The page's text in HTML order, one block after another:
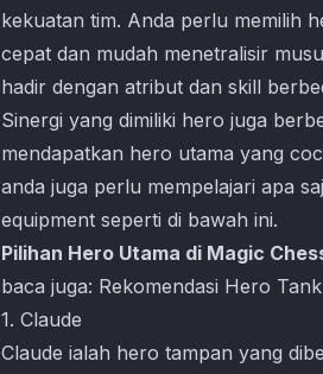
kekuatan tim. Anda perlu memilih
cepat dan mudah menetralisir
hadir dengan atribut dan skill
Sinergi yang dimiliki hero juga
mendapatkan hero utama yang
anda juga perlu mempelajari apa
equipment seperti di bawah ini.
Pilihan Hero Utama di Magic
baca juga: Rekomendasi Hero
1. Claude
Claude ialah hero tampan yang